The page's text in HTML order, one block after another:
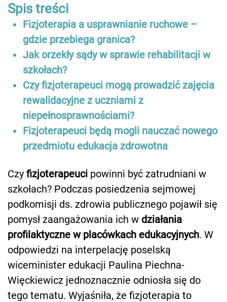
Spis treści
Fizjoterapia a usprawnianie ruchowe –
gdzie przebiega granica?
Jak orzekły sądy w sprawie rehabilitacji w
szkołach?
Czy fizjoterapeuci mogą prowadzić zajęcia
rewalidacyjne z uczniami z
niepełnosprawnościami?
Fizjoterapeuci będą mogli nauczać nowego
przedmiotu edukacja zdrowotna
Czy fizjoterapeuci powinni być zatrudniani w
szkołach? Podczas posiedzenia sejmowej
podkomisji ds. zdrowia publicznego pojawił się
pomysł zaangażowania ich w działania
profilaktyczne w placówkach edukacyjnych. W
odpowiedzi na interpelację poselską
wiceminister edukacji Paulina Piechna-
Więckiewicz jednoznacznie odniosła się do
tego tematu. Wyjaśniła, że fizjoterapia to